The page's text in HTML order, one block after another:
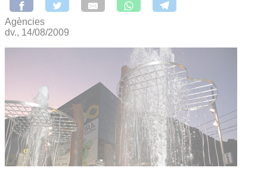
Agències
dv., 14/08/2009